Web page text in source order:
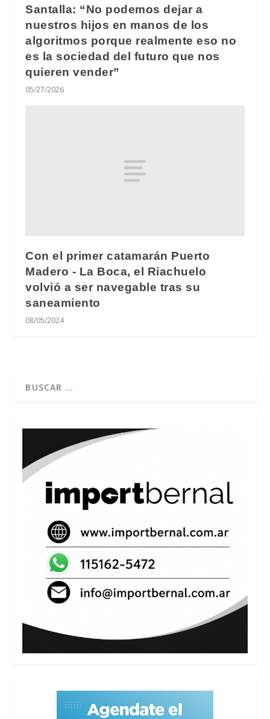
Santalla: “No podemos dejar a
nuestros hijos en manos de los
algoritmos porque realmente eso no
es la sociedad del futuro que nos
quieren vender”
05/27/2026
Con el primer catamarán Puerto
Madero - La Boca, el Riachuelo
volvió a ser navegable tras su
saneamiento
08/05/2024